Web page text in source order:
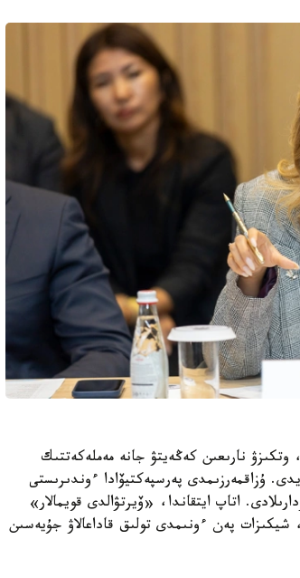
وتكىزۋ نارىعىن كەڭەيتۋ جانە مەملەكەتتىك
ۇزاقمەرزىمدى پەرسپەكتيۆادا ءوندىرىستى
اتاپ ايتقاندا، «ۆيرتۋالدى قويمالار»
شيكىزات پەن ءونىمدى تولىق قاداعالاۋ جۇيەسىن